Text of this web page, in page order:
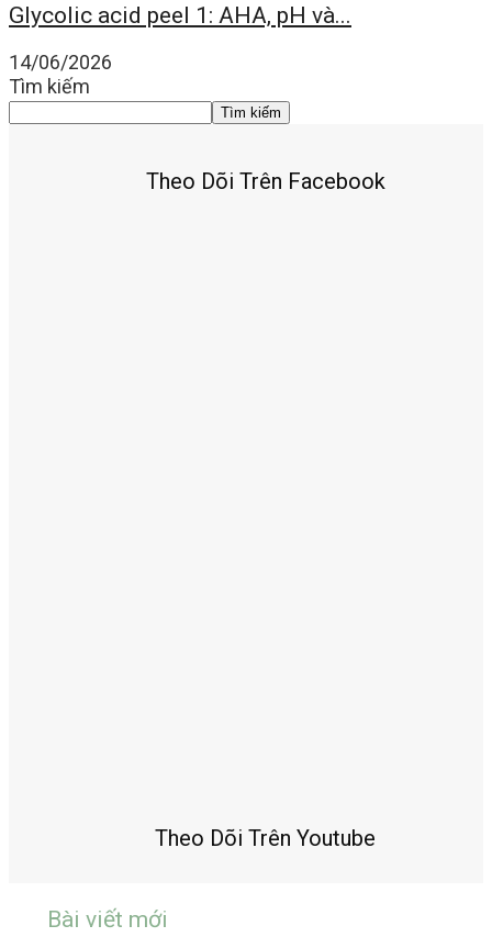
Glycolic acid peel 1: AHA, pH và...
14/06/2026
Tìm kiếm
Tìm kiếm
Theo Dõi Trên Facebook
Theo Dõi Trên Youtube
Bài viết mới